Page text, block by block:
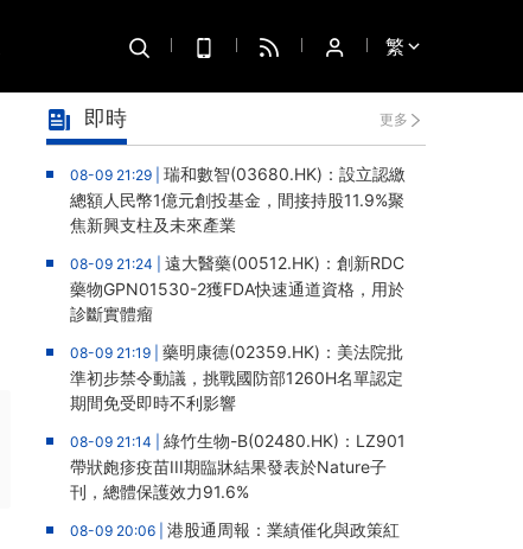
繁
即時 更多
08-09 21:29 | 瑞和數智(03680.HK)：設立認繳
總額人民幣1億元創投基金，間接持股11.9%聚
焦新興支柱及未來產業
08-09 21:24 | 遠大醫藥(00512.HK)：創新RDC
藥物GPN01530-2獲FDA快速通道資格，用於
診斷實體瘤
08-09 21:19 | 藥明康德(02359.HK)：美法院批
準初步禁令動議，挑戰國防部1260H名單認定
期間免受即時不利影響
08-09 21:14 | 綠竹生物-B(02480.HK)：LZ901
帶狀皰疹疫苗III期臨牀結果發表於Nature子
刊，總體保護效力91.6%
08-09 20:06 | 港股通周報：業績催化與政策紅